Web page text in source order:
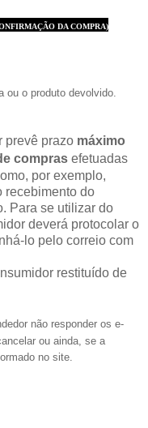
DA COMPRA)
ou o produto devolvido.
prevê prazo máximo
compras efetuadas
por exemplo,
recebimento do
Para se utilizar do
deverá protocolar o
lo pelo correio com
restituído de
não responder os e-
ou ainda, se a
no site.